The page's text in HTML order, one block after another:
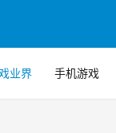
业界 手机游戏